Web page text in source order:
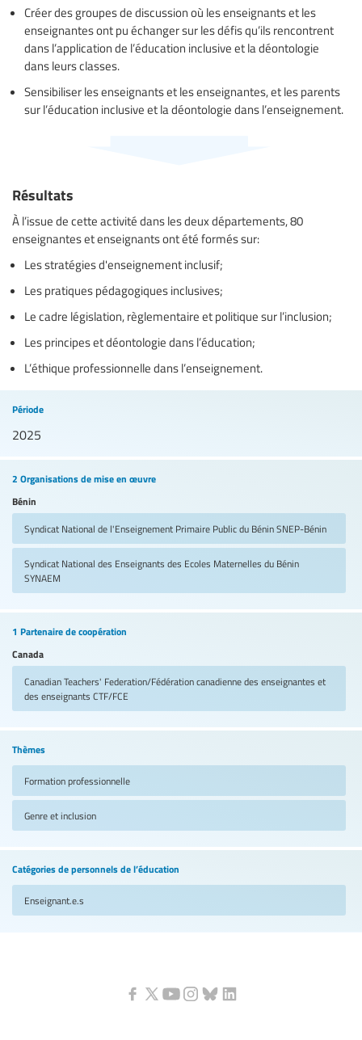
Créer des groupes de discussion où les enseignants et les
enseignantes ont pu échanger sur les défis qu’ils rencontrent
dans l’application de l’éducation inclusive et la déontologie
dans leurs classes.
Sensibiliser les enseignants et les enseignantes, et les parents
sur l’éducation inclusive et la déontologie dans l’enseignement.
Résultats
À l’issue de cette activité dans les deux départements, 80
enseignantes et enseignants ont été formés sur:
Les stratégies d'enseignement inclusif;
Les pratiques pédagogiques inclusives;
Le cadre législation, règlementaire et politique sur l’inclusion;
Les principes et déontologie dans l’éducation;
L’éthique professionnelle dans l’enseignement.
Période
2025
2 Organisations de mise en œuvre
Bénin
Syndicat National de l'Enseignement Primaire Public du BéninSNEP-Bénin
Syndicat National des Enseignants des Ecoles Maternelles du Bénin
SYNAEM
1 Partenaire de coopération
Canada
Canadian Teachers' Federation/Fédération canadienne des enseignantes et
des enseignants CTF/FCE
Thèmes
Formation professionnelle
Genre et inclusion
Catégories de personnels de l’éducation
Enseignant.e.s